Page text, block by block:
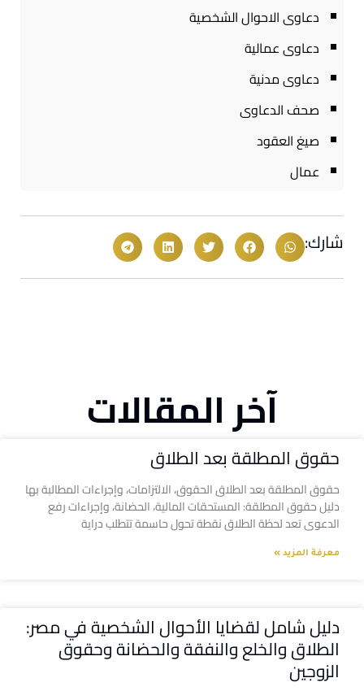
دعاوى الاحوال الشخصية
دعاوى عمالية
دعاوى مدنية
صحف الدعاوى
صيغ العقود
عمال
شارك:
آخر المقالات
حقوق المطلقة بعد الطلاق
حقوق المطلقة بعد الطلاق الحقوق، الالتزامات، وإجراءات المطالبة بها
دليل حقوق المطلقة: المستحقات المالية، الحضانة، وإجراءات رفع
الدعوى تعد لحظة الطلاق نقطة تحول حاسمة تتطلب دراية
معرفة المزيد »
دليل شامل لقضايا الأحوال الشخصية في مصر:
الطلاق والخلع والنفقة والحضانة وحقوق
الزوجين